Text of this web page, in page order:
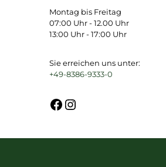
Montag bis Freitag
07:00 Uhr - 12.00 Uhr
13:00 Uhr - 17:00 Uhr
Sie erreichen uns unter:
+49-8386-9333-0
Facebook
Instagram